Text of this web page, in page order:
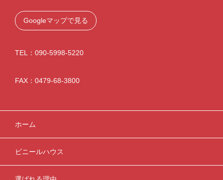
Googleマップで見る
TEL：090-5998-5220
FAX：0479-68-3800
ホーム
ビニールハウス